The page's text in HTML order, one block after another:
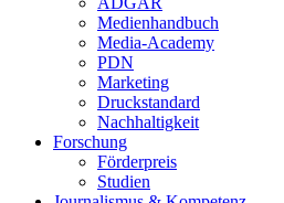
Medienhandbuch
Media-Academy
PDN
Marketing
Druckstandard
Nachhaltigkeit
Forschung
Förderpreis
Studien